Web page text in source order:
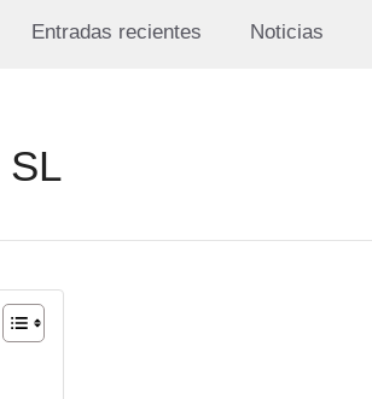
Entradas recientes Noticias
SL